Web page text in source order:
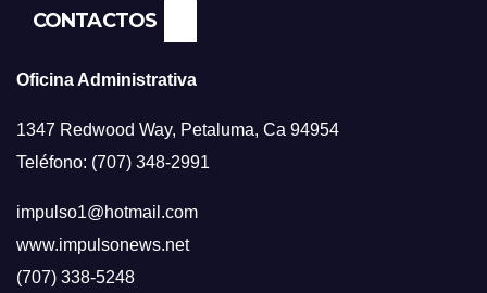
CONTACTOS
Oficina Administrativa
1347 Redwood Way, Petaluma, Ca 94954
Teléfono: (707) 348-2991
impulso1@hotmail.com
www.impulsonews.net
(707) 338-5248